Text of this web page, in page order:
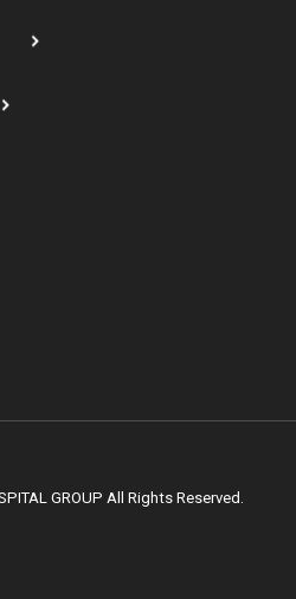
ラーザ駅前
向ヶ丘遊園
杉
上大岡
GROUP All Rights Reserved.